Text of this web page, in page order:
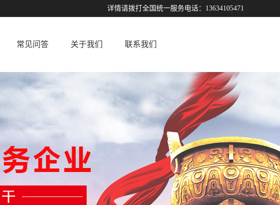
详情请拨打全国统一服务电话：13634105471
常见问答 关于我们 联系我们